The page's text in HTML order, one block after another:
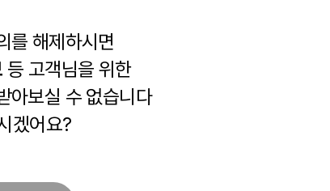
를 해제하시면
등 고객님을 위한
아보실 수 없습니다
겠어요?